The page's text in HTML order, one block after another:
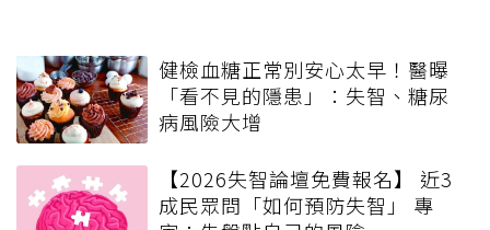
健檢血糖正常別安心太早！醫曝
「看不見的隱患」：失智、糖尿
病風險大增
【2026失智論壇免費報名】 近3
成民眾問「如何預防失智」 專